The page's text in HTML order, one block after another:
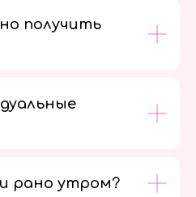
получить
рано утром?